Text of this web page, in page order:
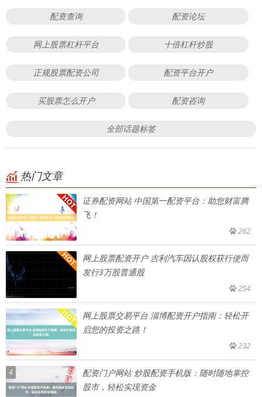
配资查询 配资论坛
网上股票杠杆平台 十倍杠杆炒股
正规股票配资公司 配资平台开户
买股票怎么开户 配资咨询
全部话题标签
热门文章
证券配资网站 中国第一配资平台：助您财富腾
飞！
262
网上股票配资开户 吉利汽车因认股权获行使而
发行3万股普通股
254
网上股票交易平台 淄博配资开户指南：轻松开
启您的投资之路！
232
4
配资门户网站 炒股配资手机版：随时随地掌控
股市，轻松实现资金